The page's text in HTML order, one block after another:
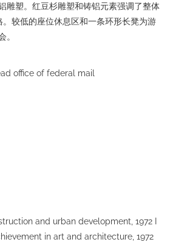
雕塑。红豆杉雕塑和铸铝元素强调了整体
。较低的座位休息区和一条环形长凳为游
。
office of federal mail
and urban development, 1972 I
in art and architecture, 1972